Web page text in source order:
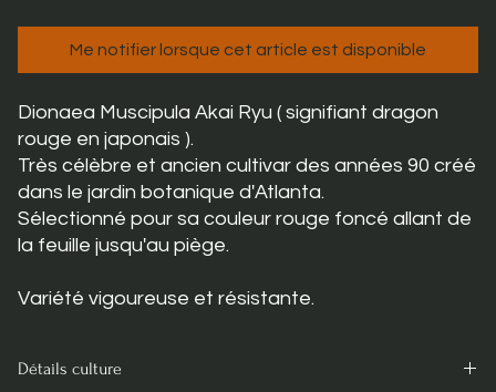
Me notifier lorsque cet article est disponible
Dionaea Muscipula Akai Ryu ( signifiant dragon
rouge en japonais ).
Très célèbre et ancien cultivar des années 90 créé
dans le jardin botanique d'Atlanta.
Sélectionné pour sa couleur rouge foncé allant de
la feuille jusqu'au piège.
Variété vigoureuse et résistante.
Détails culture